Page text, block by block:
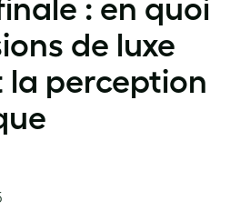
: en quoi
de luxe
la perception